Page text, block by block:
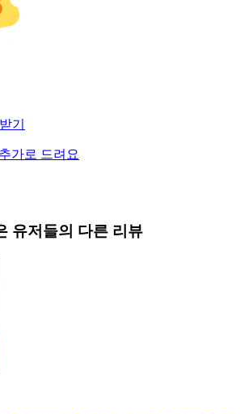
받기
가로 드려요
유저들의 다른 리뷰